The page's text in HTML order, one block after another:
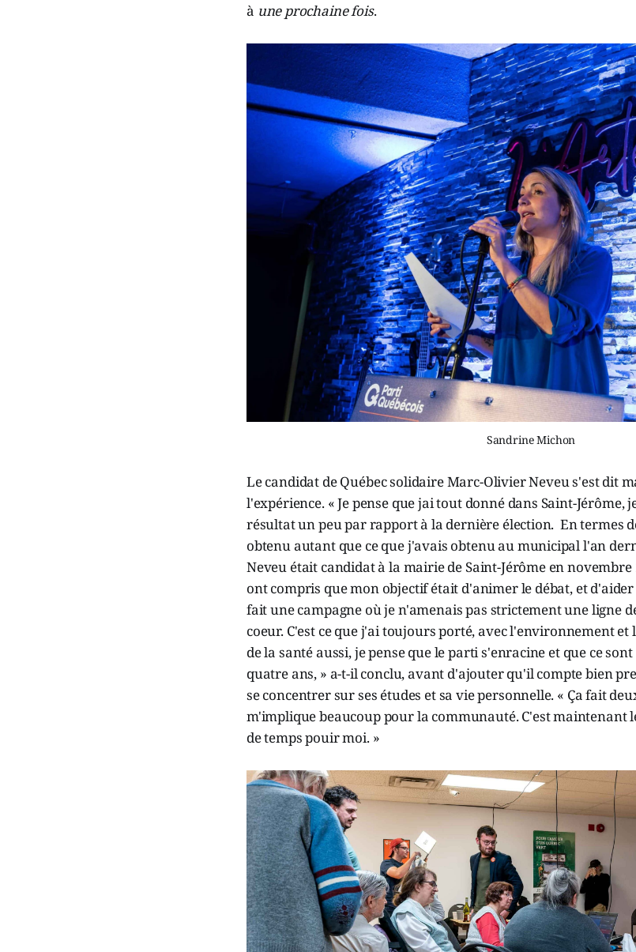
à une prochaine fois.
Sandrine Michon
Le candidat de Québec solidaire Marc-Olivier Neveu s'est dit
l'expérience. « Je pense que jai tout donné dans Saint-Jérôme,
résultat un peu par rapport à la dernière élection. En termes
obtenu autant que ce que j'avais obtenu au municipal l'an
Neveu était candidat à la mairie de Saint-Jérôme en novembre
ont compris que mon objectif était d'animer le débat, et d'aider
fait une campagne où je n'amenais pas strictement une ligne
coeur. C'est ce que j'ai toujours porté, avec l'environnement et
de la santé aussi, je pense que le parti s'enracine et que ce
quatre ans, » a-t-il conclu, avant d'ajouter qu'il compte bien
se concentrer sur ses études et sa vie personnelle. « Ça fait
m'implique beaucoup pour la communauté. C'est maintenant
de temps pouir moi. »